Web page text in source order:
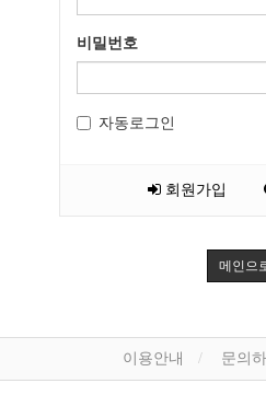
비밀번호
자동로그인
회원가입
메인으
이용안내 문의하